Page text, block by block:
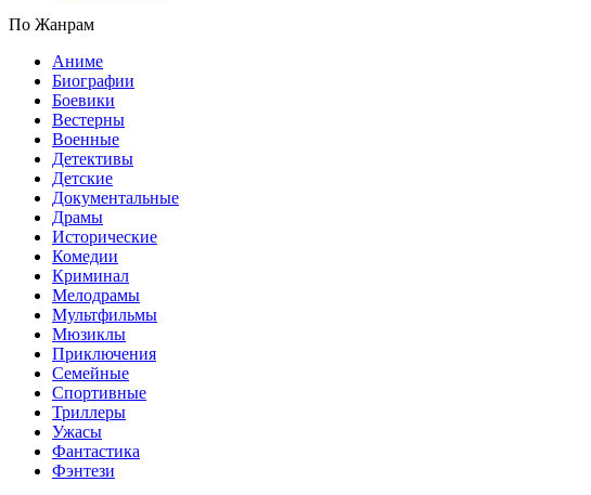
По Жанрам
Аниме
Биографии
Боевики
Вестерны
Военные
Детективы
Детские
Документальные
Драмы
Исторические
Комедии
Криминал
Мелодрамы
Мультфильмы
Мюзиклы
Приключения
Семейные
Спортивные
Триллеры
Ужасы
Фантастика
Фэнтези